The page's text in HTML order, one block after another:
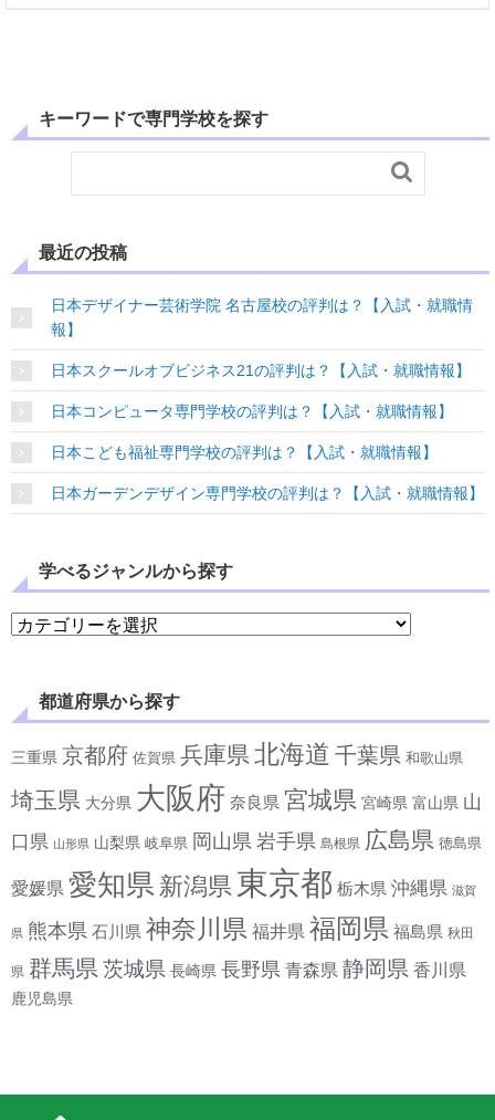
キーワードで専門学校を探す

最近の投稿
日本デザイナー芸術学院 名古屋校の評判は？【入試・就職情
報】
日本スクールオブビジネス21の評判は？【入試・就職情報】
日本コンピュータ専門学校の評判は？【入試・就職情報】
日本こども福祉専門学校の評判は？【入試・就職情報】
日本ガーデンデザイン専門学校の評判は？【入試・就職情報】
学べるジャンルから探す
学べるジャンルから探す
都道府県から探す
三重県 京都府 佐賀県 兵庫県 北海道 千葉県 和歌山県
埼玉県 大分県 大阪府 奈良県 宮城県 宮崎県 富山県 山
口県 山形県 山梨県 岐阜県 岡山県 岩手県 島根県 広島県 徳島県
愛媛県 愛知県 新潟県 東京都 栃木県 沖縄県 滋賀
県 熊本県 石川県 神奈川県 福井県 福岡県 福島県 秋田
県 群馬県 茨城県 長崎県 長野県 青森県 静岡県 香川県
鹿児島県